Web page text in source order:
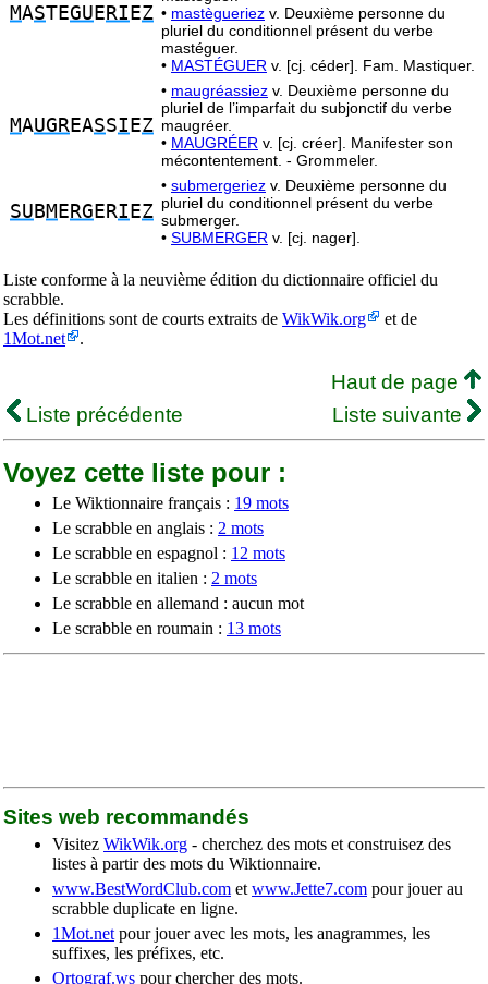
MASTEGU E RI EZ • mastègueriez v. Deuxième personne du
pluriel du conditionnel présent du verbe
mastéguer.
• MASTÉGUER v. [cj. céder]. Fam. Mastiquer.
MAUGREASSI EZ
• maugréassiez v. Deuxième personne du
pluriel de l’imparfait du subjonctif du verbe
maugréer.
• MAUGRÉER v. [cj. créer]. Manifester son
mécontentement. - Grommeler.
SU BM E RG ERI EZ
• submergeriez v. Deuxième personne du
pluriel du conditionnel présent du verbe
submerger.
• SUBMERGER v. [cj. nager].
Liste conforme à la neuvième édition du dictionnaire officiel du
scrabble.
Les définitions sont de courts extraits de WikWik.org
et de
1Mot.net
.
Haut de page
Liste précédente
Liste suivante
Voyez cette liste pour :
Le Wiktionnaire français : 19 mots
Le scrabble en anglais : 2 mots
Le scrabble en espagnol : 12 mots
Le scrabble en italien : 2 mots
Le scrabble en allemand : aucun mot
Le scrabble en roumain : 13 mots
Sites web recommandés
Visitez WikWik.org - cherchez des mots et construisez des
listes à partir des mots du Wiktionnaire.
www.BestWordClub.com et www.Jette7.com pour jouer au
scrabble duplicate en ligne.
1Mot.net pour jouer avec les mots, les anagrammes, les
suffixes, les préfixes, etc.
Ortograf.ws pour chercher des mots.